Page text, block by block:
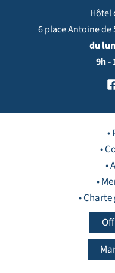
Hôtel
6 place Antoine de
du
9h -
•
•
•
•
•